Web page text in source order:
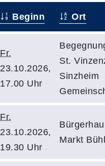
Beginn Ort
Fr.
23.10.2026,
17.00 Uhr
St.
Sinzheim
Fr.
23.10.2026,
19.30 Uhr
Markt Bühl